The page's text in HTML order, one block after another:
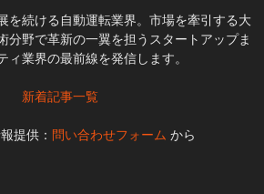
を続ける自動運転業界。市場を牽引する大
分野で革新の一翼を担うスタートアップま
ィ業界の最前線を発信します。
新着記事一覧
提供： 問い合わせフォーム から